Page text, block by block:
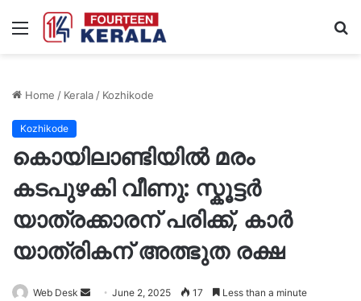
Menu
Home / Kerala/ Kozhikode
Kozhikode
കൊയിലാണ്ടിയിൽ മരം
കടപുഴകി വീണു: സ്കൂട്ടർ
യാത്രക്കാരന് പരിക്ക്, കാർ
യാത്രികന് അത്ഭുത രക്ഷ
Web Desk
SendJune 2, 2025 17 Less than a minute